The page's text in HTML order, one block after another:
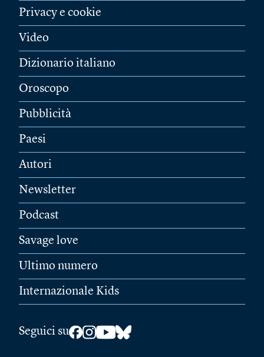
Privacy e cookie
Video
Dizionario italiano
Oroscopo
Pubblicità
Paesi
Autori
Newsletter
Podcast
Savage love
Ultimo numero
Internazionale Kids
Seguici su